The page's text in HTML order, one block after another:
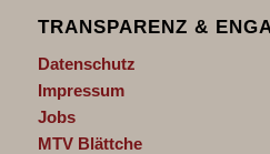
TRANSPARENZ &
Datenschutz
Impressum
Jobs
MTV Blättche